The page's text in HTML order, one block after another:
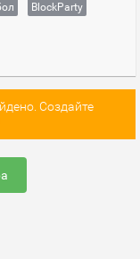
BlockParty
Создайте